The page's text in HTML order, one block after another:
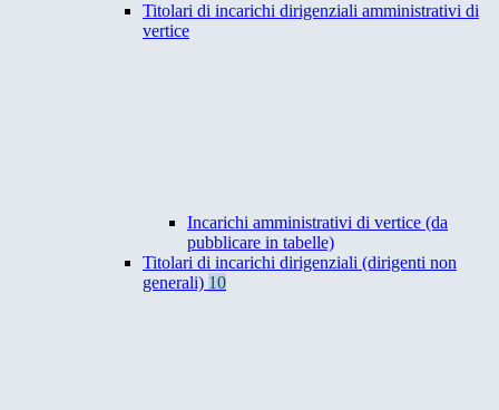
Titolari di incarichi dirigenziali amministrativi di
vertice
Incarichi amministrativi di vertice (da
pubblicare in tabelle)
Titolari di incarichi dirigenziali (dirigenti non
generali) 10